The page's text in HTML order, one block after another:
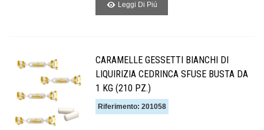
Leggi Di Piú
CARAMELLE GESSETTI BIANCHI DI
LIQUIRIZIA CEDRINCA SFUSE BUSTA DA
1 KG (210 PZ.)
Riferimento: 201058